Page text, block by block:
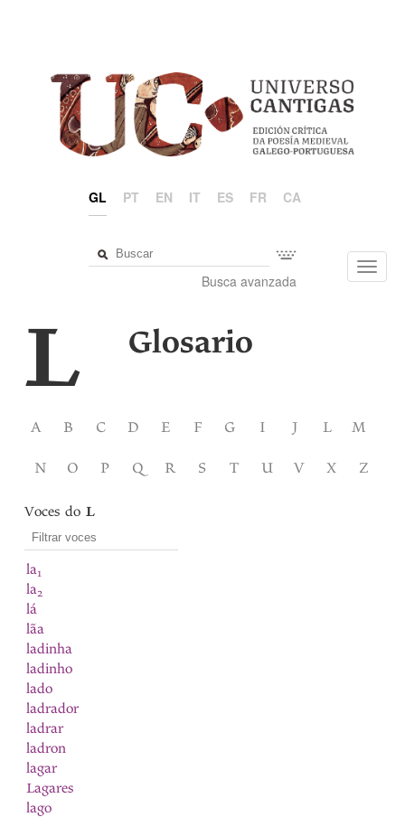
GL PT EN IT ES FR CA
Busca avanzada
L Glosario
A B C D E F G I J L M
N O P Q R S T U V X Z
Voces doL
la1
la2
lá
lãa
ladinha
ladinho
lado
ladrador
ladrar
ladron
lagar
Lagares
lago